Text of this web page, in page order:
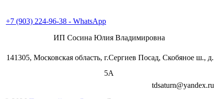
+7 (903) 224-96-38 - WhatsApp
ИП Сосина Юлия Владимировна
141305, Московская область, г.Сергиев Посад, Скобяное ш., д.
5А
tdsaturn@yandex.ru